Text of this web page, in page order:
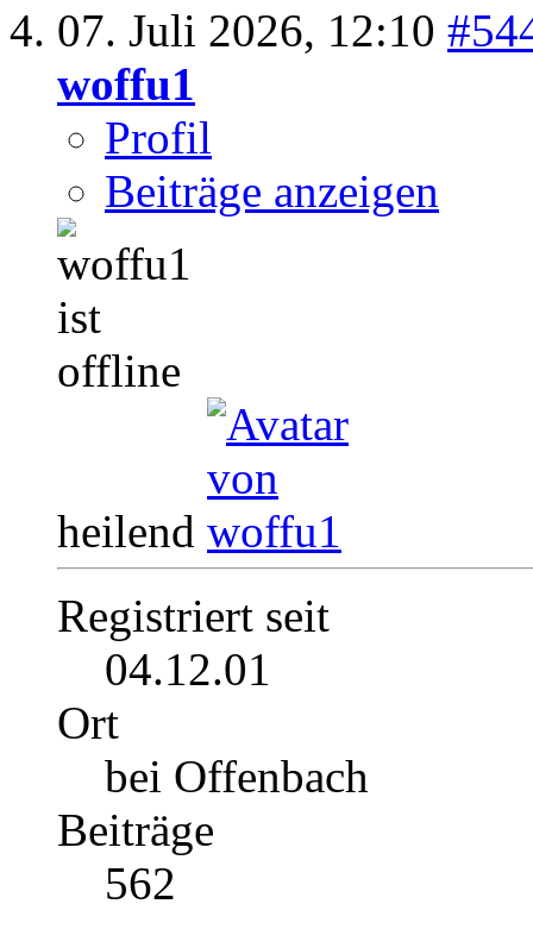
07. Juli 2026, 12:10
woffu1
Profil
Beiträge anzeigen
heilend
Registriert seit
04.12.01
Ort
bei Offenbach
Beiträge
562